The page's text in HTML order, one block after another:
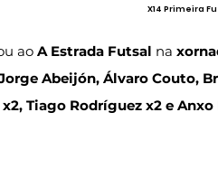
X14 Primeira
ao A Estrada Futsal na
Abeijón, Álvaro Couto,
x2, Tiago Rodríguez x2 e